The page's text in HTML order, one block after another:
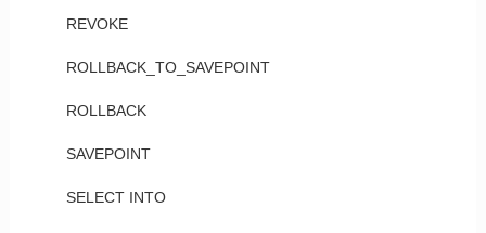
REVOKE
ROLLBACK_TO_SAVEPOINT
ROLLBACK
SAVEPOINT
SELECT INTO